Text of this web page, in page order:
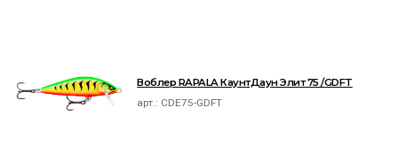
Воблер RAPALA КаунтДаун Элит 75 /GDFT
арт.: CDE75-GDFT